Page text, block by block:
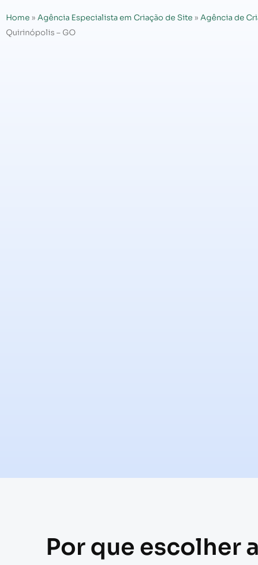
Home » Agência Especialista em Criação de Site » Agência de
Quirinópolis – GO
Por que escolher